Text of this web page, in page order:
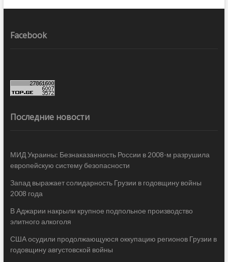
Facebook
Последние новости
МИД Украины: Безнаказанность России в 2008-м разрушила
европейскую систему безопасности
Запад выражает солидарность Грузии в годовщину войны
2008 года
В Аджарии накрыли крупное подпольное производство
элитного алкоголя
США осудили продолжающуюся оккупацию регионов Грузии в
годовщину августовской войны